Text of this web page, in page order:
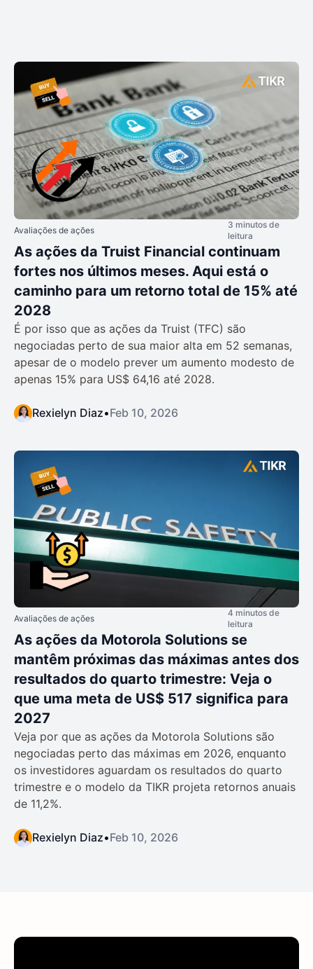
Avaliações de ações
3 minutos de
leitura
As ações da Truist Financial continuam
fortes nos últimos meses. Aqui está o
caminho para um retorno total de 15% até
2028
É por isso que as ações da Truist (TFC) são
negociadas perto de sua maior alta em 52 semanas,
apesar de o modelo prever um aumento modesto de
apenas 15% para US$ 64,16 até 2028.
Rexielyn Diaz•Feb 10, 2026
Avaliações de ações
4 minutos de
leitura
As ações da Motorola Solutions se
mantêm próximas das máximas antes dos
resultados do quarto trimestre: Veja o
que uma meta de US$ 517 significa para
2027
Veja por que as ações da Motorola Solutions são
negociadas perto das máximas em 2026, enquanto
os investidores aguardam os resultados do quarto
trimestre e o modelo da TIKR projeta retornos anuais
de 11,2%.
Rexielyn Diaz•Feb 10, 2026